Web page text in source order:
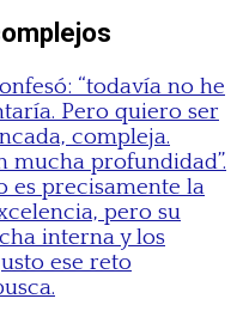
“todavía no he
Pero quiero ser
compleja.
mucha profundidad”.
es precisamente la
pero su
interna y los
ese reto